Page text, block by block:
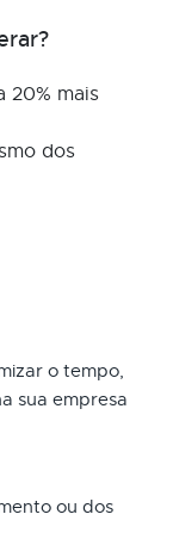
20% mais
dos
o tempo,
sua empresa
ou dos